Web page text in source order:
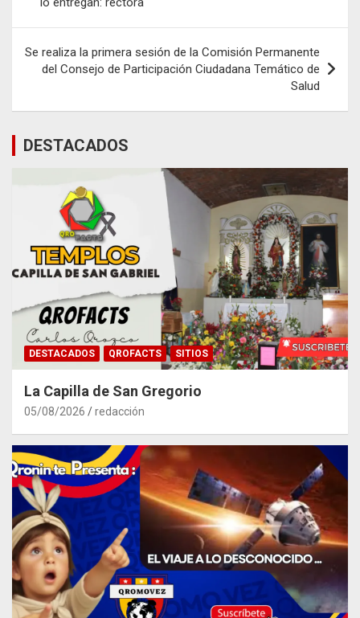
entradas
Se realiza la primera sesión de la Comisión Permanente
del Consejo de Participación Ciudadana Temático de
Salud
DESTACADOS
DESTACADOS QROFACTS SITIOS
La Capilla de San Gregorio
05/08/2026 redacción